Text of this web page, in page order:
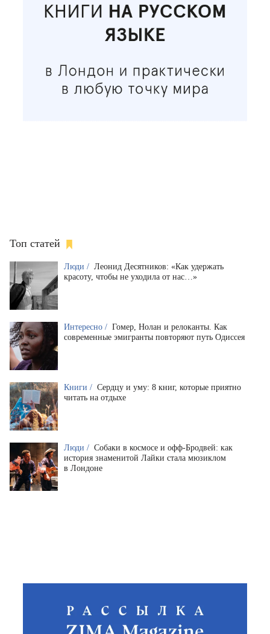
Топ статей
Люди / Леонид Десятников: «Как удержать
красоту, чтобы не уходила от нас…»
Интересно / Гомер, Нолан и релоканты. Как
современные эмигранты повторяют путь Одиссея
Книги / Сердцу и уму: 8 книг, которые приятно
читать на отдыхе
Люди / Собаки в космосе и офф-Бродвей: как
история знаменитой Лайки стала мюзиклом
в Лондоне